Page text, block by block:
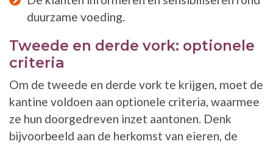
duurzame voeding.
Tweede en derde vork: optionele
criteria
Om de tweede en derde vork te krijgen, moet de
kantine voldoen aan optionele criteria, waarmee
ze hun doorgedreven inzet aantonen. Denk
bijvoorbeeld aan de herkomst van eieren, de